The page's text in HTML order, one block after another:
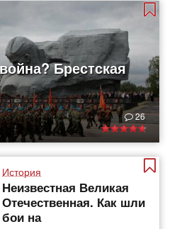
Брестская
26
История
Неизвестная Великая
Отечественная. Как шли
бои на